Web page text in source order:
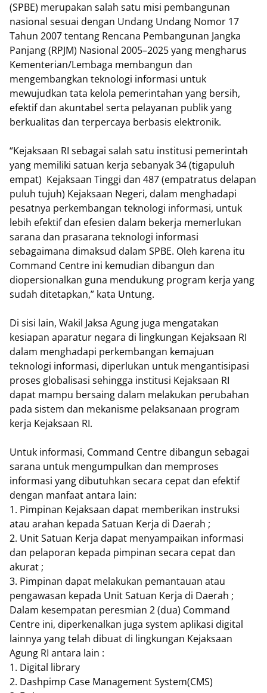
(SPBE) merupakan salah satu misi pembangunan
nasional sesuai dengan Undang Undang Nomor 17
Tahun 2007 tentang Rencana Pembangunan Jangka
Panjang (RPJM) Nasional 2005–2025 yang mengharus
Kementerian/Lembaga membangun dan
mengembangkan teknologi informasi untuk
mewujudkan tata kelola pemerintahan yang bersih,
efektif dan akuntabel serta pelayanan publik yang
berkualitas dan terpercaya berbasis elektronik.
“Kejaksaan RI sebagai salah satu institusi pemerintah
yang memiliki satuan kerja sebanyak 34 (tigapuluh
empat) Kejaksaan Tinggi dan 487 (empatratus delapan
puluh tujuh) Kejaksaan Negeri, dalam menghadapi
pesatnya perkembangan teknologi informasi, untuk
lebih efektif dan efesien dalam bekerja memerlukan
sarana dan prasarana teknologi informasi
sebagaimana dimaksud dalam SPBE. Oleh karena itu
Command Centre ini kemudian dibangun dan
diopersionalkan guna mendukung program kerja yang
sudah ditetapkan,” kata Untung.
Di sisi lain, Wakil Jaksa Agung juga mengatakan
kesiapan aparatur negara di lingkungan Kejaksaan RI
dalam menghadapi perkembangan kemajuan
teknologi informasi, diperlukan untuk mengantisipasi
proses globalisasi sehingga institusi Kejaksaan RI
dapat mampu bersaing dalam melakukan perubahan
pada sistem dan mekanisme pelaksanaan program
kerja Kejaksaan RI.
Untuk informasi, Command Centre dibangun sebagai
sarana untuk mengumpulkan dan memproses
informasi yang dibutuhkan secara cepat dan efektif
dengan manfaat antara lain:
1. Pimpinan Kejaksaan dapat memberikan instruksi
atau arahan kepada Satuan Kerja di Daerah ;
2. Unit Satuan Kerja dapat menyampaikan informasi
dan pelaporan kepada pimpinan secara cepat dan
akurat ;
3. Pimpinan dapat melakukan pemantauan atau
pengawasan kepada Unit Satuan Kerja di Daerah ;
Dalam kesempatan peresmian 2 (dua) Command
Centre ini, diperkenalkan juga system aplikasi digital
lainnya yang telah dibuat di lingkungan Kejaksaan
Agung RI antara lain :
1. Digital library
2. Dashpimp Case Management System(CMS)